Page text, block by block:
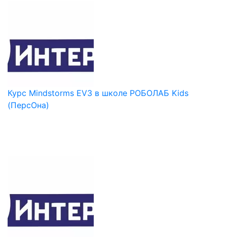
Курс Mindstorms EV3 в школе РОБОЛАБ Kids
(ПерсОна)